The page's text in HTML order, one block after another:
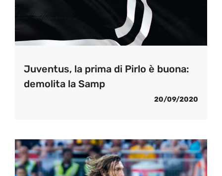
Juventus, la prima di Pirlo è buona:
demolita la Samp
20/09/2020